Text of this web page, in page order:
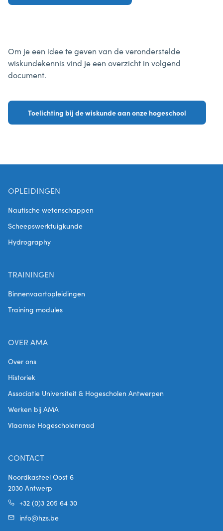
Om je een idee te geven van de veronderstelde
wiskundekennis vind je een overzicht in volgend
document.
Toelichting bij de wiskunde aan onze hogeschool
OPLEIDINGEN
Nautische wetenschappen
Scheepswerktuigkunde
Hydrography
TRAININGEN
Binnenvaartopleidingen
Training modules
OVER AMA
Over ons
Historiek
Associatie Universiteit & Hogescholen Antwerpen
Werken bij AMA
Vlaamse Hogescholenraad
CONTACT
Noordkasteel Oost 6
2030 Antwerp
+32 (0)3 205 64 30
info@hzs.be